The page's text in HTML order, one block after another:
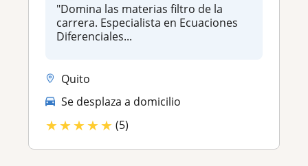
"Domina las materias filtro de la
carrera. Especialista en Ecuaciones
Diferenciales...
Quito
Se desplaza a domicilio
★★★★★ (5)